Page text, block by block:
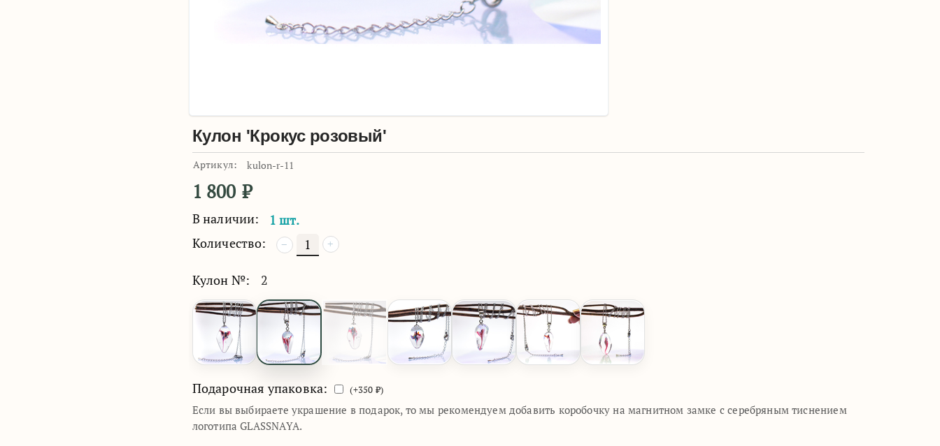
Кулон 'Крокус розовый'
Артикул: kulon-r-11
1 800 ₽
В наличии:
1 шт.
Количество:
+
−
Кулон №: 2
Подарочная упаковка: (+350 ₽)
Если вы выбираете украшение в подарок, то мы рекомендуем добавить коробочку на магнитном замке с серебряным тиснением
логотипа GLASSNAYA.